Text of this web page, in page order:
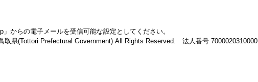
らの電子メールを受信可能な設定としてください。
取県(Tottori Prefectural Government) All Rights Reserved. 法人番号 7000020310000